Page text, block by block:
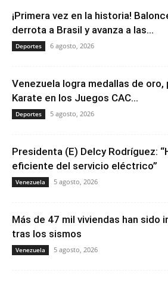
¡Primera vez en la historia!
derrota a Brasil y avanza a las...
Deportes 6 agosto, 2026
Venezuela logra medallas de oro,
Karate en los Juegos CAC...
Deportes 5 agosto, 2026
Presidenta (E) Delcy Rodríguez:
eficiente del servicio eléctrico”
Venezuela 5 agosto, 2026
Más de 47 mil viviendas han sido
tras los sismos
Venezuela 5 agosto, 2026